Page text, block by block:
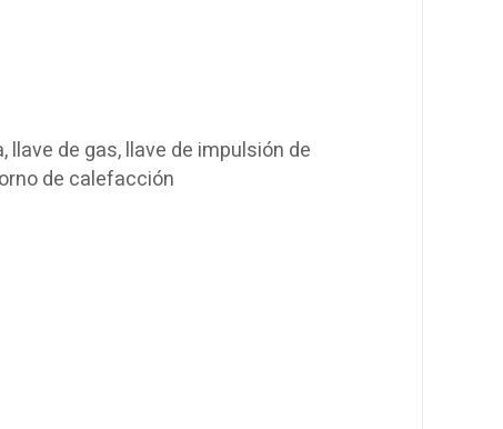
llave de gas, llave de impulsión de
de calefacción